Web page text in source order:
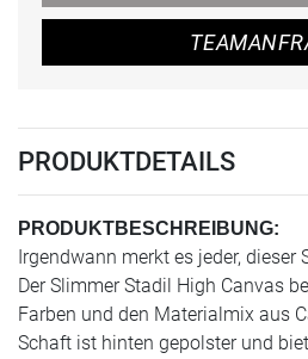
PRODUKTDETAILS
PRODUKTBESCHREIBUNG:
Irgendwann merkt es jeder, dieser
Der Slimmer Stadil High Canvas
Farben und den Materialmix aus
Schaft ist hinten gepolster und